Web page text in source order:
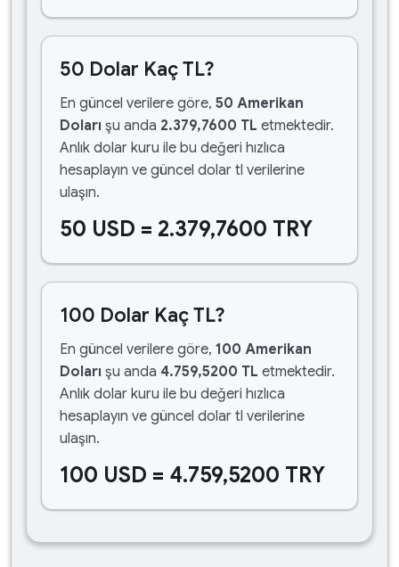
50 Dolar Kaç TL?
En güncel verilere göre, 50 Amerikan
Doları şu anda 2.379,7600 TL etmektedir.
Anlık dolar kuru ile bu değeri hızlıca
hesaplayın ve güncel dolar tl verilerine
ulaşın.
50 USD = 2.379,7600 TRY
100 Dolar Kaç TL?
En güncel verilere göre, 100 Amerikan
Doları şu anda 4.759,5200 TL etmektedir.
Anlık dolar kuru ile bu değeri hızlıca
hesaplayın ve güncel dolar tl verilerine
ulaşın.
100 USD = 4.759,5200 TRY